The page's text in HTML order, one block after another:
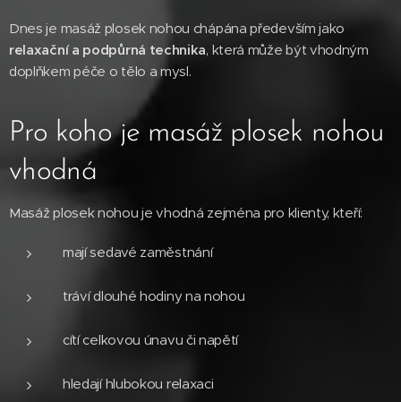
Dnes je masáž plosek nohou chápána především jako
relaxační a podpůrná technika, která může být vhodným
doplňkem péče o tělo a mysl.
Pro koho je masáž plosek nohou
vhodná
Masáž plosek nohou je vhodná zejména pro klienty, kteří:
mají sedavé zaměstnání
tráví dlouhé hodiny na nohou
cítí celkovou únavu či napětí
hledají hlubokou relaxaci